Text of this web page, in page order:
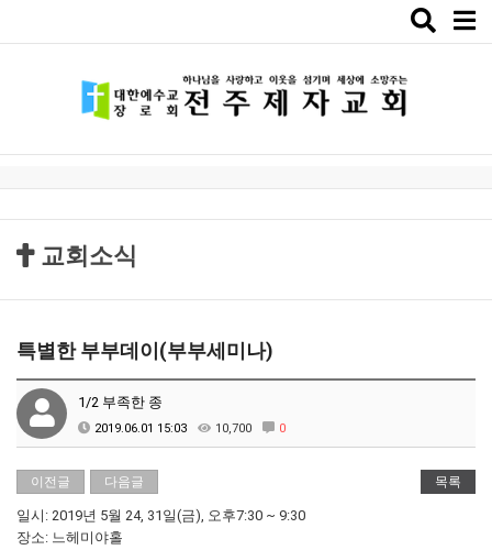
Toggle
교회소식
특별한 부부데이(부부세미나)
1/2 부족한 종
2019.06.01 15:03 10,700 0
이전글 다음글 목록
일시: 2019년 5월 24, 31일(금), 오후7:30 ~ 9:30
장소: 느헤미야홀